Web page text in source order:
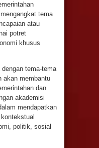
tema
atau
potret
khusus
tema-tema
akan membantu
dan
akademisi
mendapatkan
politik, sosial